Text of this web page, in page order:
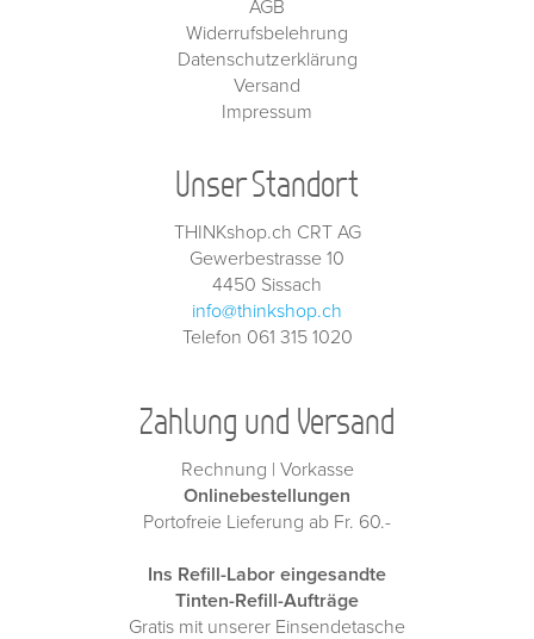
AGB
Widerrufsbelehrung
Datenschutzerklärung
Versand
Impressum
Unser Standort
THINKshop.ch CRT AG
Gewerbestrasse 10
4450 Sissach
info@thinkshop.ch
Telefon 061 315 1020
Zahlung und Versand
Rechnung | Vorkasse
Onlinebestellungen
Portofreie Lieferung ab Fr. 60.-
Ins Refill-Labor eingesandte
Tinten-Refill-Aufträge
Gratis mit unserer Einsendetasche